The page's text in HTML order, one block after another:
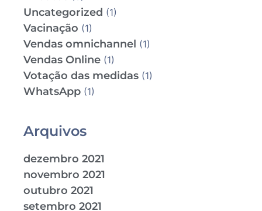
Uncategorized (1)
Vacinação (1)
Vendas omnichannel (1)
Vendas Online (1)
Votação das medidas (1)
WhatsApp (1)
Arquivos
dezembro 2021
novembro 2021
outubro 2021
setembro 2021